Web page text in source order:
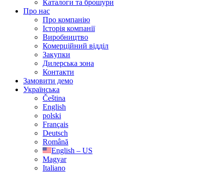
Каталоги та брошури
Про нас
Про компанію
Історія компанії
Виробництво
Комерційний відділ
Закупки
Дилерська зона
Контакти
Замовити демо
Українська
Čeština
English
polski
Français
Deutsch
Română
English – US
Magyar
Italiano